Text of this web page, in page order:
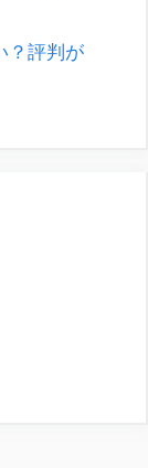
？評判が